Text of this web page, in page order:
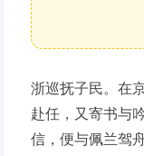
浙巡抚子民。在
赴任，又寄书与
信，便与佩兰驾